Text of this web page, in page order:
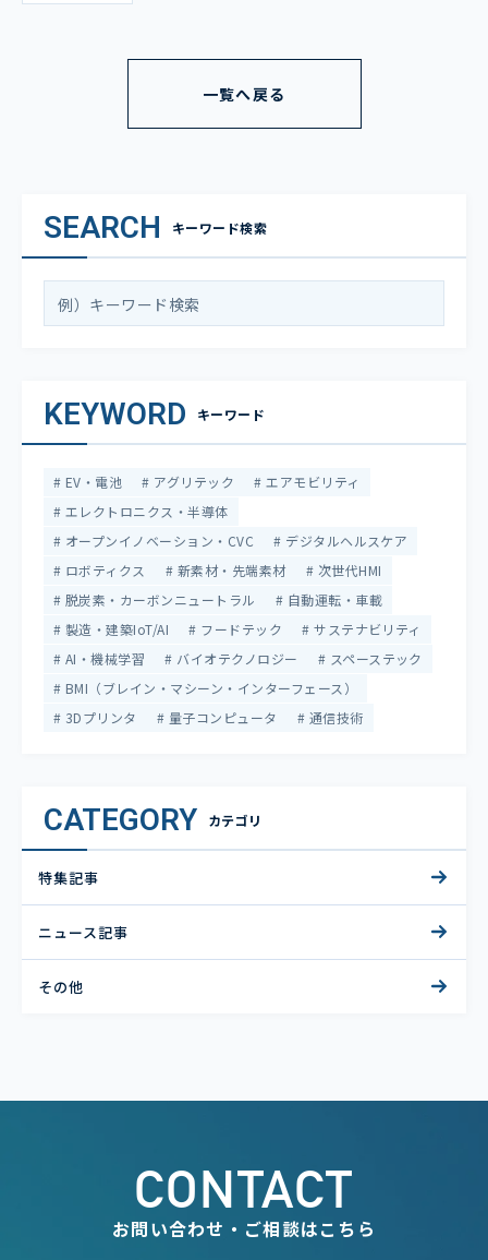
一覧へ戻る
SEARCH キーワード検索
KEYWORD キーワード
EV・電池 アグリテック
エアモビリティ
エレクトロニクス・半導体
オープンイノベーション・CVC
デジタルヘルスケア
ロボティクス
新素材・先端素材
次世代HMI
脱炭素・カーボンニュートラル
自動運転・車載
製造・建築IoT/AI
フードテック
サステナビリティ
AI・機械学習
バイオテクノロジー
スペーステック
BMI（ブレイン・マシーン・インターフェース）
3Dプリンタ
量子コンピュータ 通信技術
CATEGORY カテゴリ
特集記事
ニュース記事
その他
CONTACT
お問い合わせ・ご相談はこちら